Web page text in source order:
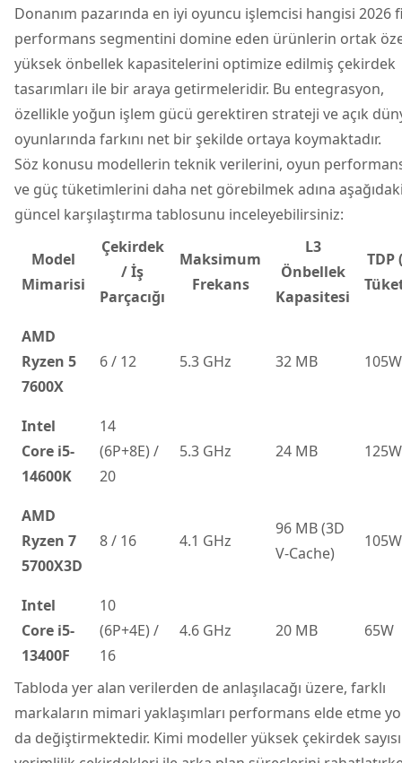
Donanım pazarında en iyi oyuncu işlemcisi hangisi 2026
performans segmentini domine eden ürünlerin ortak
yüksek önbellek kapasitelerini optimize edilmiş çekirdek
tasarımları ile bir araya getirmeleridir. Bu entegrasyon,
özellikle yoğun işlem gücü gerektiren strateji ve açık
oyunlarında farkını net bir şekilde ortaya koymaktadır.
Söz konusu modellerin teknik verilerini, oyun
ve güç tüketimlerini daha net görebilmek adına
güncel karşılaştırma tablosunu inceleyebilirsiniz:
Model
Mimarisi
Çekirdek
/ İş
Parçacığı
Maksimum
Frekans
L3
Önbellek
Kapasitesi
TDP
AMD
Ryzen 5
7600X
6 / 12 5.3 GHz 32 MB 105W
Intel
Core i5-
14600K
14
(6P+8E) /
20
5.3 GHz 24 MB 125W
AMD
Ryzen 7
5700X3D
8 / 16 4.1 GHz
96 MB (3D
V-Cache)
105W
Intel
Core i5-
13400F
10
(6P+4E) /
16
4.6 GHz 20 MB 65W
Tabloda yer alan verilerden de anlaşılacağı üzere, farklı
markaların mimari yaklaşımları performans elde etme
da değiştirmektedir. Kimi modeller yüksek çekirdek